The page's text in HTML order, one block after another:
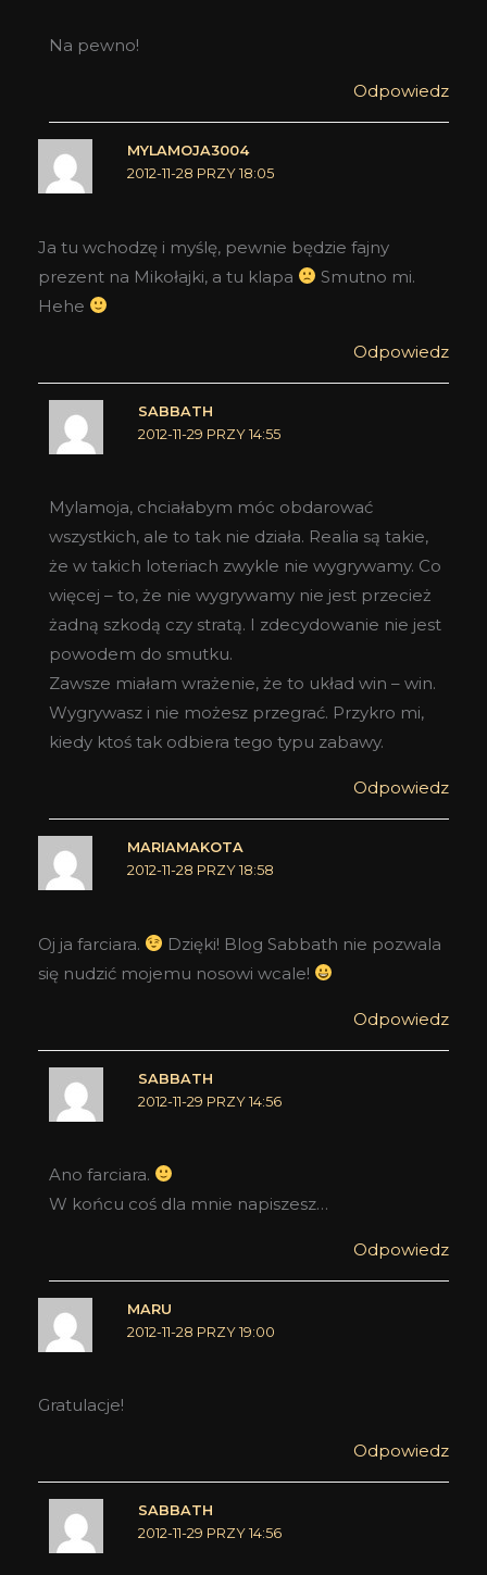
Na pewno!
Odpowiedz
MYLAMOJA3004
2012-11-28 PRZY 18:05
Ja tu wchodzę i myślę, pewnie będzie fajny
prezent na Mikołajki, a tu klapa
Smutno mi.
Hehe
Odpowiedz
SABBATH
2012-11-29 PRZY 14:55
Mylamoja, chciałabym móc obdarować
wszystkich, ale to tak nie działa. Realia są takie,
że w takich loteriach zwykle nie wygrywamy. Co
więcej – to, że nie wygrywamy nie jest przecież
żadną szkodą czy stratą. I zdecydowanie nie jest
powodem do smutku.
Zawsze miałam wrażenie, że to układ win – win.
Wygrywasz i nie możesz przegrać. Przykro mi,
kiedy ktoś tak odbiera tego typu zabawy.
Odpowiedz
MARIAMAKOTA
2012-11-28 PRZY 18:58
Oj ja farciara.
Dzięki! Blog Sabbath nie pozwala
się nudzić mojemu nosowi wcale!
Odpowiedz
SABBATH
2012-11-29 PRZY 14:56
Ano farciara.
W końcu coś dla mnie napiszesz…
Odpowiedz
MARU
2012-11-28 PRZY 19:00
Gratulacje!
Odpowiedz
SABBATH
2012-11-29 PRZY 14:56